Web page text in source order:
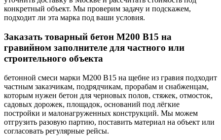
конкретный объект. Мы проверим задачу и подскажем,
подходит ли эта марка под ваши условия.
Заказать товарный бетон М200 В15 на
гравийном заполнителе для частного или
строительного объекта
бетонной смеси марки М200 В15 на щебне из гравия подходит
частным заказчикам, подрядчикам, прорабам и снабженцам,
которым нужен бетон для черновых полов, стяжек, отмосток,
садовых дорожек, площадок, оснований под лёгкие
постройки и малонагруженных конструкций. Мы можем
отгрузить разовую партию, поставить материал на объект или
согласовать регулярные рейсы.